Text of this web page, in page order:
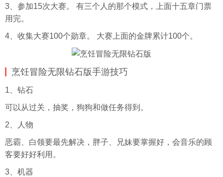
3、参加15次大赛。 有三个人的那个模式，上面十五章门票
用完。
4、收集大赛100个勋章。 大赛上面的金牌累计100个。
烹饪冒险无限钻石版手游技巧
1、钻石
可以从过关，抽奖，狗狗和做任务得到。
2、人物
恶霸、白领要最先解决，胖子、兄妹要掌握好，会音乐的顾
客要好好利用。
3、机器